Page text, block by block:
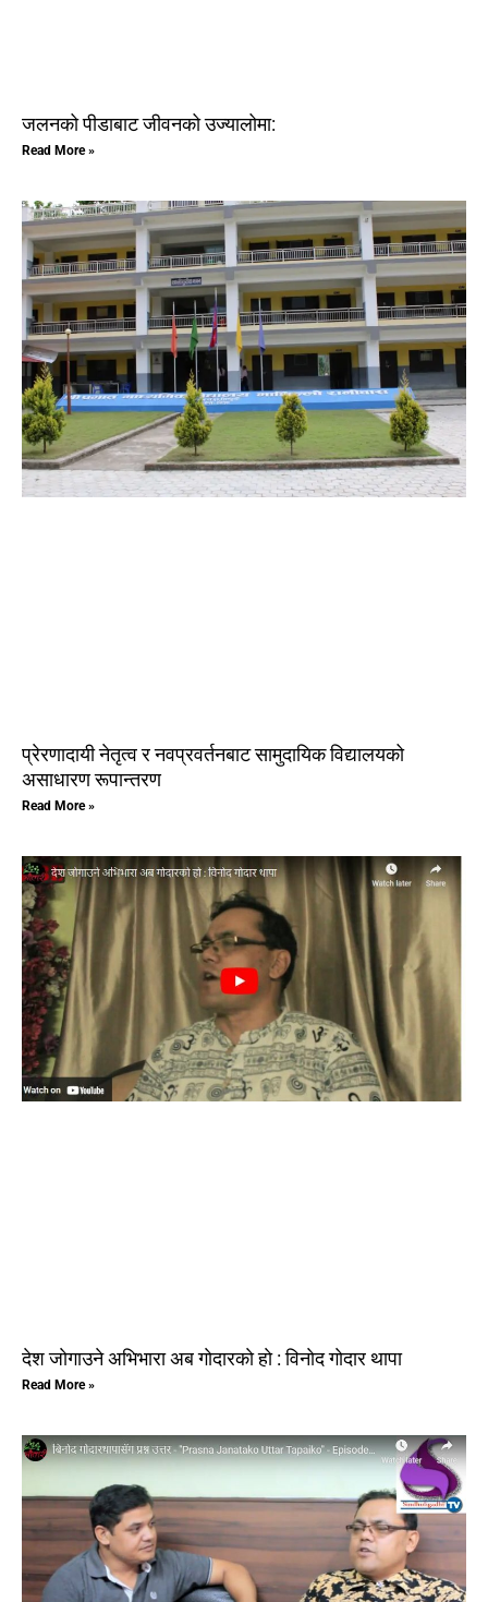
जलनको पीडाबाट जीवनको उज्यालोमा:
Read More »
प्रेरणादायी नेतृत्व र नवप्रवर्तनबाट सामुदायिक विद्यालयको
असाधारण रूपान्तरण
Read More »
देश जाेगाउने अभिभारा अब गाेदारकाे हाे : विनाेद गाेदार थापा
Read More »